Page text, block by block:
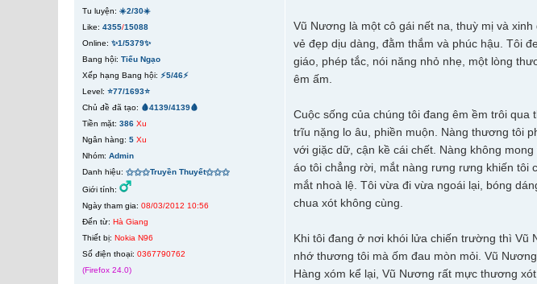
Vũ Nương là một cô gái nết na, thuỳ mị và
vẻ đẹp dịu dàng, đằm thắm và phúc hậu. Tôi
giáo, phép tắc, nói năng nhỏ nhẹ, một lòng
êm ấm.
Cuộc sống của chúng tôi đang êm ềm trôi
trĩu nặng lo âu, phiền muộn. Nàng thương tôi
với giặc dữ, cận kề cái chết. Nàng không
áo tôi chẳng rời, mắt nàng rưng rưng khiến tôi
mắt nhoà lệ. Tôi vừa đi vừa ngoái lại, bóng
chua xót không cùng.
Khi tôi đang ở nơi khói lửa chiến trường thì
nhớ thương tôi mà ốm đau mòn mỏi. Vũ
Hàng xóm kể lại, Vũ Nương rất mực thương
Tu luyện: ☀️2/30☀️
Like: 4355/15088
Online: ✨1/5379✨
Bang hội: Tiếu Ngạo
Xếp hạng Bang hội: ⚡5/46⚡
Level: ⭐77/1693⭐
Chủ đề đã tạo: 🩸4139/4139🩸
Tiền mặt: 386 Xu
Ngân hàng: 5 Xu
Nhóm: Admin
Danh hiệu: ⚝⚝⚝Truyền Thuyết⚝⚝⚝
Giới tính:
Ngày tham gia: 08/03/2012 10:56
Đến từ: Hà Giang
Thiết bị: Nokia N96
Số điện thoại: 0367790762
(Firefox 24.0)